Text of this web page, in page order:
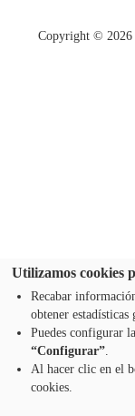
Copyright © 2026
Utilizamos cookies
Recabar
obtener estadísticas
Puedes configurar
“Configurar”.
Al hacer clic en el
cookies.